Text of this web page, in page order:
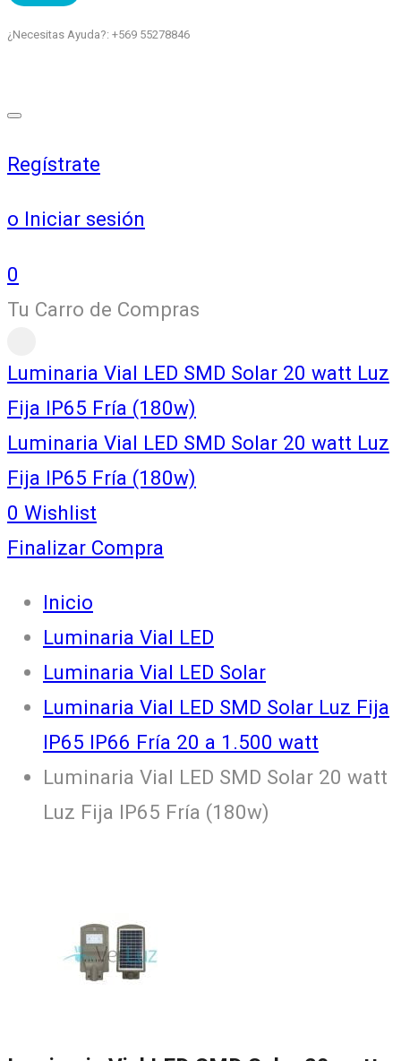
¿Necesitas Ayuda?: +569 55278846
Regístrate
o Iniciar sesión
0
Tu Carro de Compras
Luminaria Vial LED SMD Solar 20 watt Luz
Fija IP65 Fría (180w)
Luminaria Vial LED SMD Solar 20 watt Luz
Fija IP65 Fría (180w)
0 Wishlist
Finalizar Compra
Inicio
Luminaria Vial LED
Luminaria Vial LED Solar
Luminaria Vial LED SMD Solar Luz Fija
IP65 IP66 Fría 20 a 1.500 watt
Luminaria Vial LED SMD Solar 20 watt
Luz Fija IP65 Fría (180w)